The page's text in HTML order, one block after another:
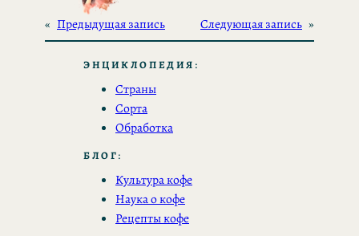
« Предыдущая запись Следующая запись »
ЭНЦИКЛОПЕДИЯ :
Страны
Сорта
Обработка
БЛОГ:
Культура кофе
Наука о кофе
Рецепты кофе